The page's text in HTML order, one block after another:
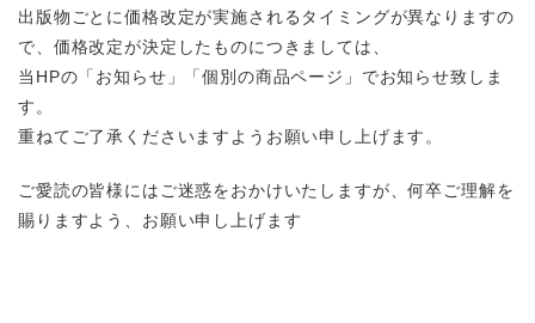
出版物ごとに価格改定が実施されるタイミングが異なりますの
で、価格改定が決定したものにつきましては、
当HPの「お知らせ」「個別の商品ページ」でお知らせ致しま
す。
重ねてご了承くださいますようお願い申し上げます。
ご愛読の皆様にはご迷惑をおかけいたしますが、何卒ご理解を
賜りますよう、お願い申し上げます